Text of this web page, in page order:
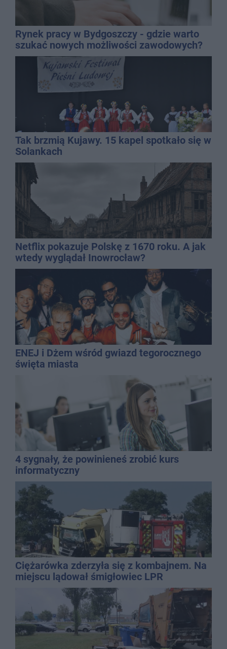
Rynek pracy w Bydgoszczy - gdzie warto
szukać nowych możliwości zawodowych?
Tak brzmią Kujawy. 15 kapel spotkało się w
Solankach
Netflix pokazuje Polskę z 1670 roku. A jak
wtedy wyglądał Inowrocław?
ENEJ i Dżem wśród gwiazd tegorocznego
święta miasta
4 sygnały, że powinieneś zrobić kurs
informatyczny
Ciężarówka zderzyła się z kombajnem. Na
miejscu lądował śmigłowiec LPR